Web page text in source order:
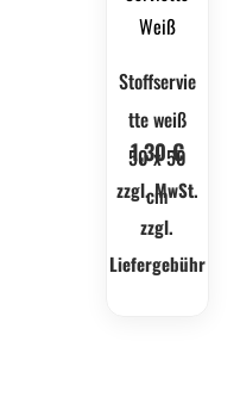
Stoffservie
tte weiß
50 x 50
cm
1,30€
zzgl. MwSt.
zzgl.
Liefergebühr